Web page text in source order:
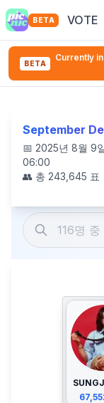
BETA VOTE
BETA
Currently
September
📅 2025년 8월 9
06:00
👥 총 243,645 표